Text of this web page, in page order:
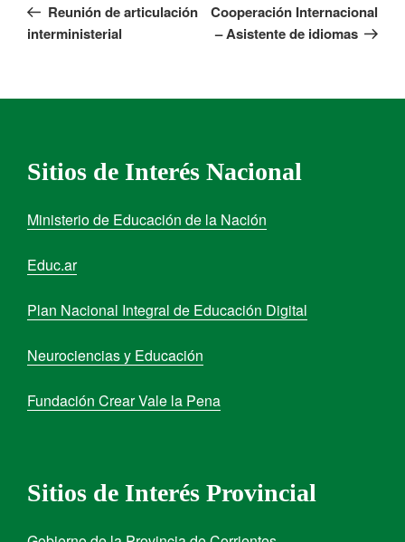
Reunión de articulación
interministerial
Cooperación Internacional
– Asistente de idiomas
Sitios de Interés Nacional
Ministerio de Educación de la Nación
Educ.ar
Plan Nacional Integral de Educación Digital
Neurociencias y Educación
Fundación Crear Vale la Pena
Sitios de Interés Provincial